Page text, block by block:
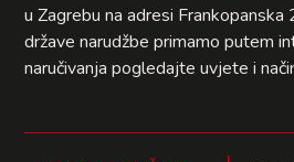
u Zagrebu na adresi
države narudžbe primamo putem
naručivanja pogledajte uvjete i